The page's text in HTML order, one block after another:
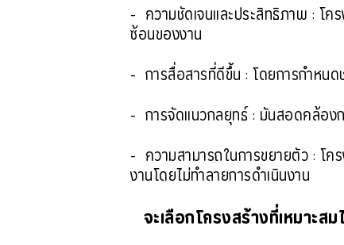
- ความชัดเจนและประสิทธิภาพ : โค
ซ้อนของงาน
- การสื่อสารที่ดีขึ้น : โดยการกำหนด
- การจัดแนวกลยุทธ์ : มันสอดคล้อง
- ความสามารถในการขยายตัว : โค
งานโดยไม่ทำลายการดำเนินงาน
จะเลือกโครงสร้างที่เหมาะส